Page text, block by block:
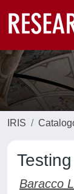
IRIS
Baracco